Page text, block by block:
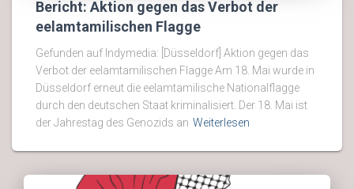
Bericht: Aktion gegen das Verbot der
eelamtamilischen Flagge
Gefunden auf Indymedia: [Düsseldorf] Aktion gegen das
Verbot der eelamtamilischen Flagge Am 18. Mai wurde in
Düsseldorf erneut die eelamtamilische Nationalflagge
durch den deutschen Staat kriminalisiert. Der 18. Mai ist
der Jahrestag des Genozids an Weiterlesen